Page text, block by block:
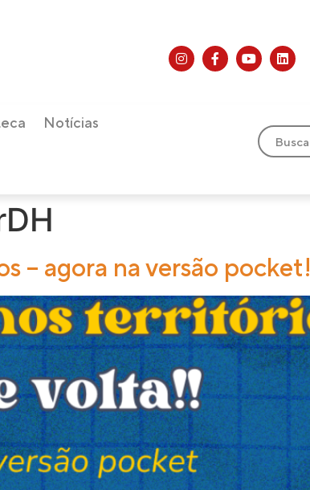
Notícias
– agora na versão pocket!